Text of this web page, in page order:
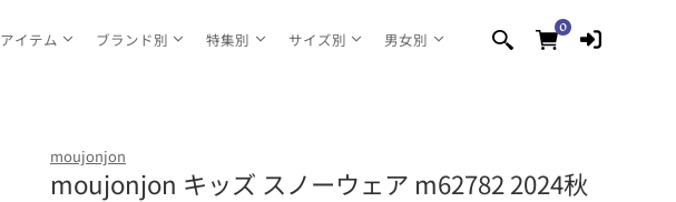
アイテム ブランド別 特集別 サイズ別 男女別 00
個
moujonjon
moujonjon キッズ スノーウェア m62782 2024秋